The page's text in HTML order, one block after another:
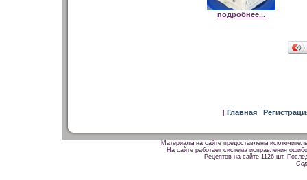
подробнее...
[ Главная |
Материалы на сайте предоставлены
На сайте работает система исправления
Рецептов на сайте 1126 шт.